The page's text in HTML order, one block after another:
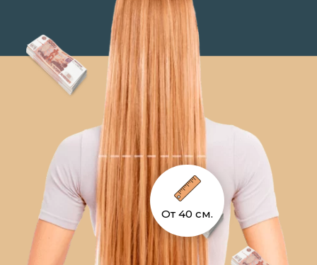
От 40 см.